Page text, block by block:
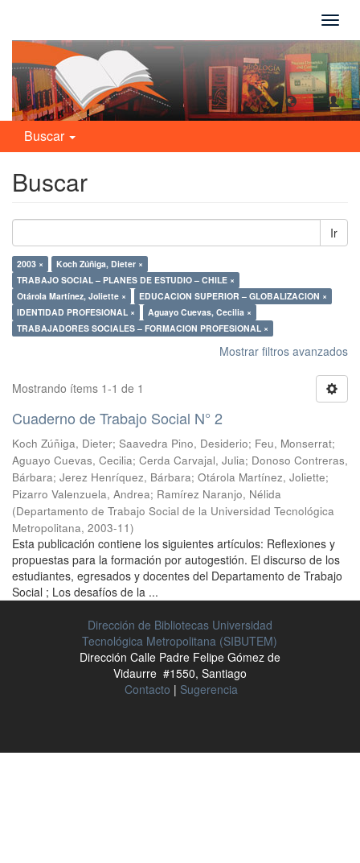
Buscar
Buscar
Ir
2003 ×
Koch Zúñiga, Dieter ×
TRABAJO SOCIAL – PLANES DE ESTUDIO – CHILE ×
Otárola Martínez, Joliette ×
EDUCACION SUPERIOR – GLOBALIZACION ×
IDENTIDAD PROFESIONAL ×
Aguayo Cuevas, Cecilia ×
TRABAJADORES SOCIALES – FORMACION PROFESIONAL ×
Mostrar filtros avanzados
Mostrando ítems 1-1 de 1
Cuaderno de Trabajo Social N° 2
Koch Zúñiga, Dieter; Saavedra Pino, Desiderio; Feu, Monserrat;
Aguayo Cuevas, Cecilia; Cerda Carvajal, Julia; Donoso Contreras,
Bárbara; Jerez Henríquez, Bárbara; Otárola Martínez, Joliette;
Pizarro Valenzuela, Andrea; Ramírez Naranjo, Nélida
(Departamento de Trabajo Social de la Universidad Tecnológica
Metropolitana, 2003-11)
Esta publicación contiene los siguientes artículos: Reflexiones y
propuestas para la formación por autogestión. El discurso de los
estudiantes, egresados y docentes del Departamento de Trabajo
Social ; Los desafíos de la ...
Dirección de Bibliotecas Universidad
Tecnológica Metropolitana (SIBUTEM)
Dirección Calle Padre Felipe Gómez de
Vidaurre #1550, Santiago
Contacto | Sugerencia